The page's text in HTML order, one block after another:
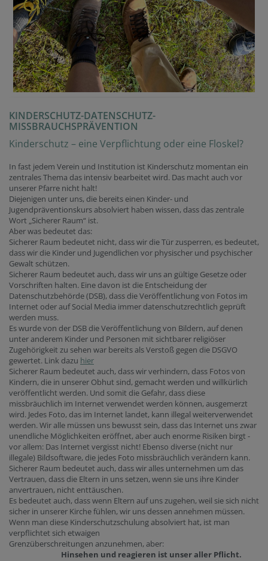
KINDERSCHUTZ-DATENSCHUTZ-
MISSBRAUCHSPRÄVENTION
Kinderschutz – eine Verpflichtung oder eine Floskel?
In fast jedem Verein und Institution ist Kinderschutz momentan ein
zentrales Thema das intensiv bearbeitet wird. Das macht auch vor
unserer Pfarre nicht halt!
Diejenigen unter uns, die bereits einen Kinder- und
Jugendpräventionskurs absolviert haben wissen, dass das zentrale
Wort „Sicherer Raum“ ist.
Aber was bedeutet das:
Sicherer Raum bedeutet nicht, dass wir die Tür zusperren, es bedeutet,
dass wir die Kinder und Jugendlichen vor physischer und psychischer
Gewalt schützen.
Sicherer Raum bedeutet auch, dass wir uns an gültige Gesetze oder
Vorschriften halten. Eine davon ist die Entscheidung der
Datenschutzbehörde (DSB), dass die Veröffentlichung von Fotos im
Internet oder auf Social Media immer datenschutzrechtlich geprüft
werden muss.
Es wurde von der DSB die Veröffentlichung von Bildern, auf denen
unter anderem Kinder und Personen mit sichtbarer religiöser
Zugehörigkeit zu sehen war bereits als Verstoß gegen die DSGVO
gewertet. Link dazu hier
Sicherer Raum bedeutet auch, dass wir verhindern, dass Fotos von
Kindern, die in unserer Obhut sind, gemacht werden und willkürlich
veröffentlicht werden. Und somit die Gefahr, dass diese
missbräuchlich im Internet verwendet werden können, ausgemerzt
wird. Jedes Foto, das im Internet landet, kann illegal weiterverwendet
werden. Wir alle müssen uns bewusst sein, dass das Internet uns zwar
unendliche Möglichkeiten eröffnet, aber auch enorme Risiken birgt -
vor allem: Das Internet vergisst nicht! Ebenso diverse (nicht nur
illegale) Bildsoftware, die jedes Foto missbräuchlich verändern kann.
Sicherer Raum bedeutet auch, dass wir alles unternehmen um das
Vertrauen, dass die Eltern in uns setzen, wenn sie uns ihre Kinder
anvertrauen, nicht enttäuschen.
Es bedeutet auch, dass wenn Eltern auf uns zugehen, weil sie sich nicht
sicher in unserer Kirche fühlen, wir uns dessen annehmen müssen.
Wenn man diese Kinderschutzschulung absolviert hat, ist man
verpflichtet sich etwaigen
Grenzüberschreitungen anzunehmen, aber:
Hinsehen und reagieren ist unser aller Pflicht.